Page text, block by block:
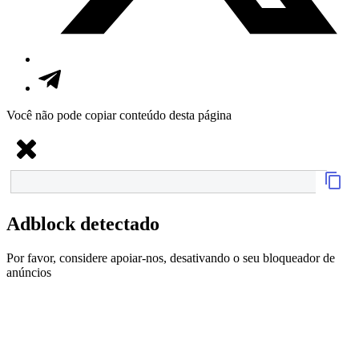
Você não pode copiar conteúdo desta página
Adblock detectado
Por favor, considere apoiar-nos, desativando o seu bloqueador de
anúncios